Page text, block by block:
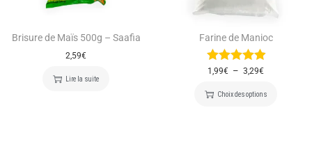
Brisure de Maïs 500g – Saafia
2,59€
Lire la suite
Farine de Manioc
1,99€ – 3,29€
Choix des options